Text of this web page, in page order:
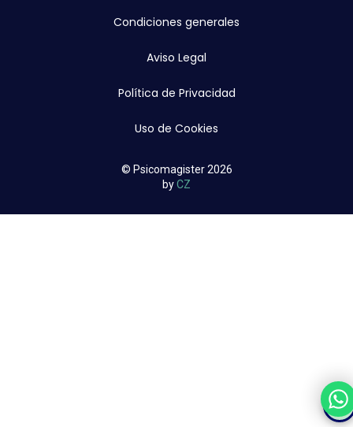
Condiciones generales
Aviso Legal
Política de Privacidad
Uso de Cookies
© Psicomagister 2026
byCZ